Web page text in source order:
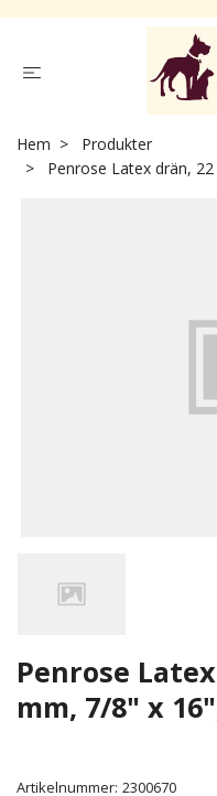
Hem
Produkter
Penrose Latex drän,
Penrose
mm, 7/8" x
Artikelnummer: 2300670